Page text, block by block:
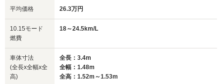
サイズ
(全長x全幅x全高)
全幅
1.48m
平均価格 26.3万円
10.15モード
燃費
18～24.5km/L
車体寸法
(全長x全幅x全
高)
全長：3.4m
全幅：1.48m
全高：1.52m～1.53m